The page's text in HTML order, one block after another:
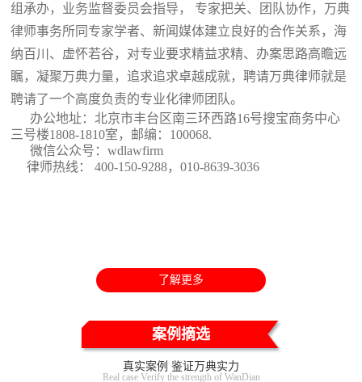
组承办，业务监督委员会指导， 专家把关、团队协作，万典
律师事务所同专家学者、新闻媒体建立良好的合作关系，海
纳百川、虚怀若谷，对专业要求精益求精、办案思路高瞻远
瞩，凝聚万典力量，追求追求卓越成就，聘请万典律师就是
聘请了一个高度负责的专业化律师团队。
办公地址：北京市丰台区南三环西路16号搜宝商务中心
三号楼1808-1810室 ，邮编：100068.
微信公众号：wdlawfirm
律师热线： 400-150-9288，010-8639-3036
了解更多
案例摘选
真实案例 鉴证万典实力
Real case Verify the strength of WanDian